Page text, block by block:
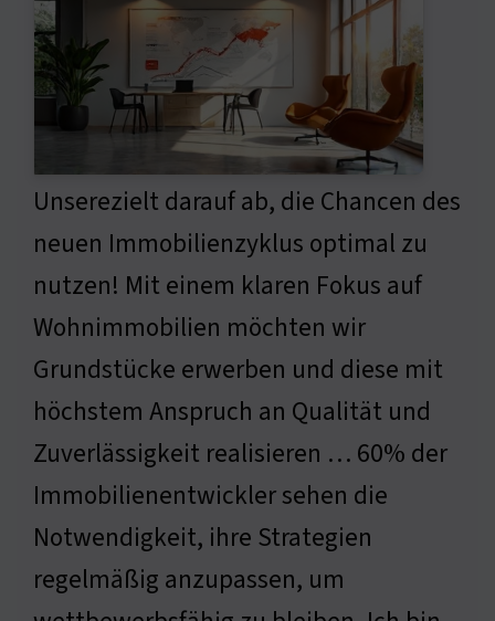
Unserezielt darauf ab, die Chancen des
neuen Immobilienzyklus optimal zu
nutzen! Mit einem klaren Fokus auf
Wohnimmobilien möchten wir
Grundstücke erwerben und diese mit
höchstem Anspruch an Qualität und
Zuverlässigkeit realisieren … 60% der
Immobilienentwickler sehen die
Notwendigkeit, ihre Strategien
regelmäßig anzupassen, um